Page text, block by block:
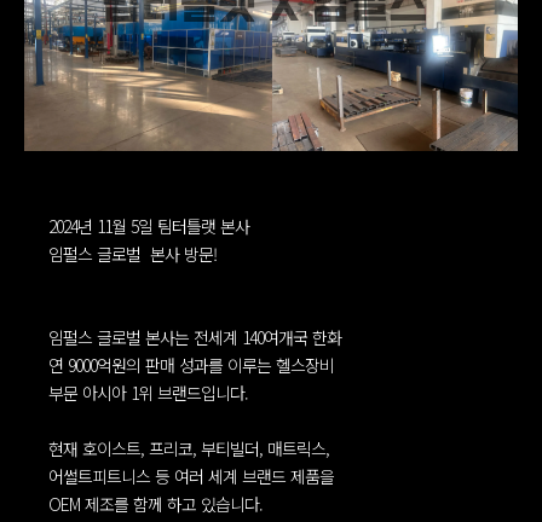
2024년 11월 5일 팀터틀랫 본사
임펄스 글로벌 본사 방문!
임펄스 글로벌 본사는 전세계 140여개국 한화
연 9000억원의 판매 성과를 이루는 헬스장비
부문 아시아 1위 브랜드입니다.
현재 호이스트, 프리코, 부티빌더, 매트릭스,
어썰트피트니스 등 여러 세계 브랜드 제품을
OEM 제조를 함께 하고 있습니다.